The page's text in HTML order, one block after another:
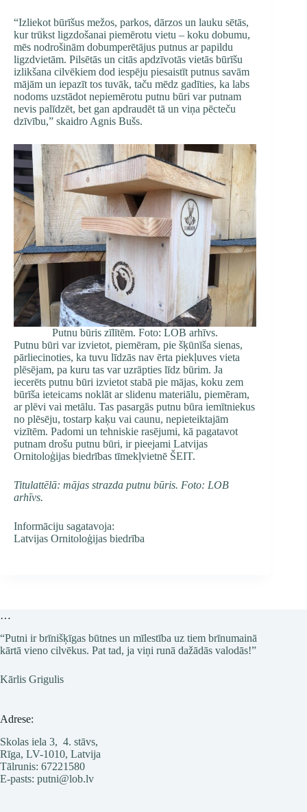
“Izliekot būrīšus mežos, parkos, dārzos un lauku sētās,
kur trūkst ligzdošanai piemērotu vietu – koku dobumu,
mēs nodrošinām dobumperētājus putnus ar papildu
ligzdvietām. Pilsētās un citās apdzīvotās vietās būrīšu
izlikšana cilvēkiem dod iespēju piesaistīt putnus savām
mājām un iepazīt tos tuvāk, taču mēdz gadīties, ka labs
nodoms uzstādot nepiemērotu putnu būri var putnam
nevis palīdzēt, bet gan apdraudēt tā un viņa pēcteču
dzīvību,” skaidro Agnis Bušs.
Putnu būris zīlītēm. Foto: LOB arhīvs.
Putnu būri var izvietot, piemēram, pie šķūnīša sienas,
pārliecinoties, ka tuvu līdzās nav ērta piekļuves vieta
plēsējam, pa kuru tas var uzrāpties līdz būrim. Ja
iecerēts putnu būri izvietot stabā pie mājas, koku zem
būrīša ieteicams noklāt ar slidenu materiālu, piemēram,
ar plēvi vai metālu. Tas pasargās putnu būra iemītniekus
no plēsēju, tostarp kaķu vai caunu, nepieteiktajām
vizītēm. Padomi un tehniskie rasējumi, kā pagatavot
putnam drošu putnu būri, ir pieejami Latvijas
Ornitoloģijas biedrības tīmekļvietnē ŠEIT.
Titulattēlā: mājas strazda putnu būris. Foto: LOB
arhīvs.
Informāciju sagatavoja:
Latvijas Ornitoloģijas biedrība
…
“Putni ir brīnišķīgas būtnes un mīlestība uz tiem brīnumainā
kārtā vieno cilvēkus. Pat tad, ja viņi runā dažādās valodās!”
Kārlis Grigulis
Adrese:
Skolas iela 3, 4. stāvs,
Rīga, LV-1010, Latvija
Tālrunis: 67221580
E-pasts: putni@lob.lv